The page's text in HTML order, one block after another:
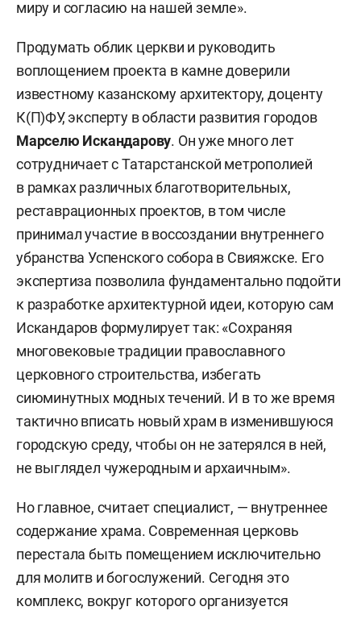
миру и согласию на нашей земле».
Продумать облик церкви и руководить
воплощением проекта в камне доверили
известному казанскому архитектору, доценту
К(П)ФУ, эксперту в области развития городов
Марселю Искандарову. Он уже много лет
сотрудничает с Татарстанской метрополией
в рамках различных благотворительных,
реставрационных проектов, в том числе
принимал участие в воссоздании внутреннего
убранства Успенского собора в Свияжске. Его
экспертиза позволила фундаментально подойти
к разработке архитектурной идеи, которую сам
Искандаров формулирует так: «Сохраняя
многовековые традиции православного
церковного строительства, избегать
сиюминутных модных течений. И в то же время
тактично вписать новый храм в изменившуюся
городскую среду, чтобы он не затерялся в ней,
не выглядел чужеродным и архаичным».
Но главное, считает специалист, — внутреннее
содержание храма. Современная церковь
перестала быть помещением исключительно
для молитв и богослужений. Сегодня это
комплекс, вокруг которого организуется